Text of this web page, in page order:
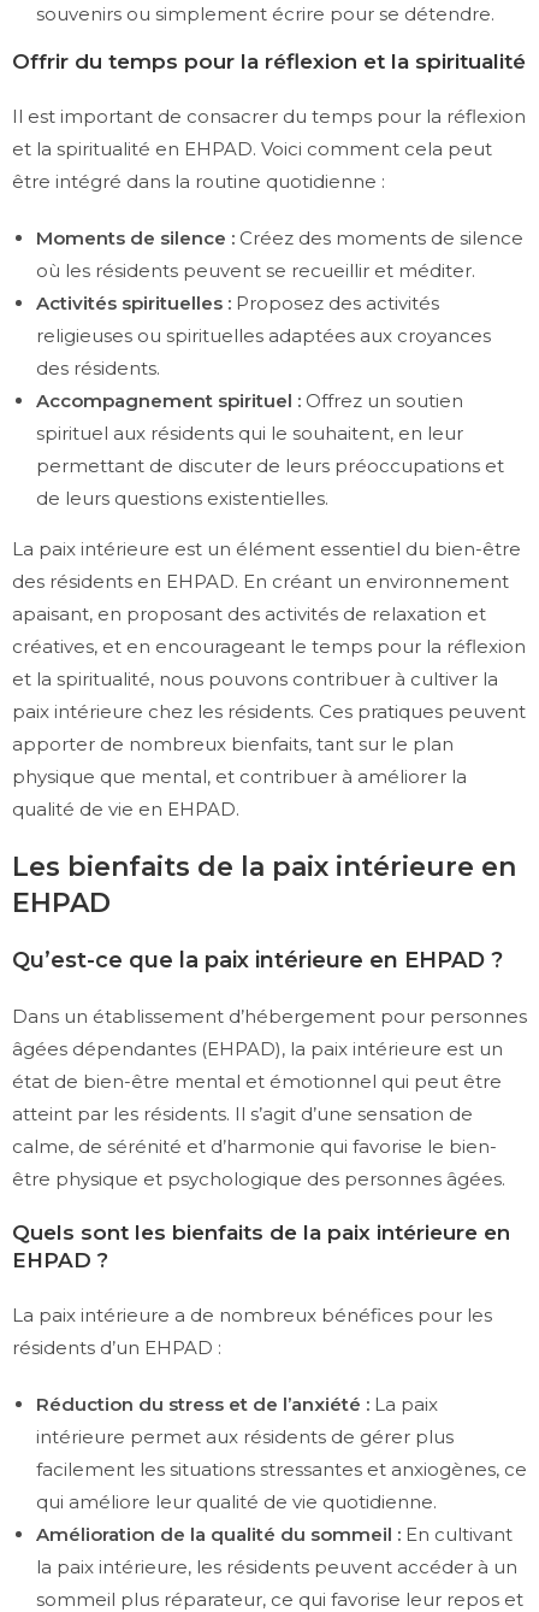
souvenirs ou simplement écrire pour se détendre.
Offrir du temps pour la réflexion et la spiritualité
Il est important de consacrer du temps pour la réflexion
et la spiritualité en EHPAD. Voici comment cela peut
être intégré dans la routine quotidienne :
Moments de silence : Créez des moments de silence
où les résidents peuvent se recueillir et méditer.
Activités spirituelles : Proposez des activités
religieuses ou spirituelles adaptées aux croyances
des résidents.
Accompagnement spirituel : Offrez un soutien
spirituel aux résidents qui le souhaitent, en leur
permettant de discuter de leurs préoccupations et
de leurs questions existentielles.
La paix intérieure est un élément essentiel du bien-être
des résidents en EHPAD. En créant un environnement
apaisant, en proposant des activités de relaxation et
créatives, et en encourageant le temps pour la réflexion
et la spiritualité, nous pouvons contribuer à cultiver la
paix intérieure chez les résidents. Ces pratiques peuvent
apporter de nombreux bienfaits, tant sur le plan
physique que mental, et contribuer à améliorer la
qualité de vie en EHPAD.
Les bienfaits de la paix intérieure en
EHPAD
Qu’est-ce que la paix intérieure en EHPAD ?
Dans un établissement d’hébergement pour personnes
âgées dépendantes (EHPAD), la paix intérieure est un
état de bien-être mental et émotionnel qui peut être
atteint par les résidents. Il s’agit d’une sensation de
calme, de sérénité et d’harmonie qui favorise le bien-
être physique et psychologique des personnes âgées.
Quels sont les bienfaits de la paix intérieure en
EHPAD ?
La paix intérieure a de nombreux bénéfices pour les
résidents d’un EHPAD :
Réduction du stress et de l’anxiété : La paix
intérieure permet aux résidents de gérer plus
facilement les situations stressantes et anxiogènes, ce
qui améliore leur qualité de vie quotidienne.
Amélioration de la qualité du sommeil : En cultivant
la paix intérieure, les résidents peuvent accéder à un
sommeil plus réparateur, ce qui favorise leur repos et